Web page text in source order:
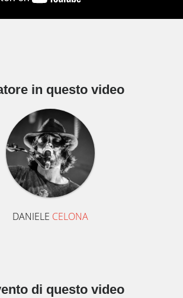
in questo video
DANIELE CELONA
di questo video